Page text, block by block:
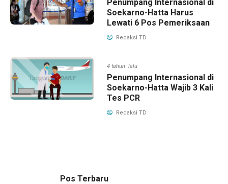
Penumpang Internasional di
Soekarno-Hatta Harus
Lewati 6 Pos Pemeriksaan
Redaksi TD
4 tahun lalu
Penumpang Internasional di
Soekarno-Hatta Wajib 3 Kali
Tes PCR
Redaksi TD
Pos Terbaru